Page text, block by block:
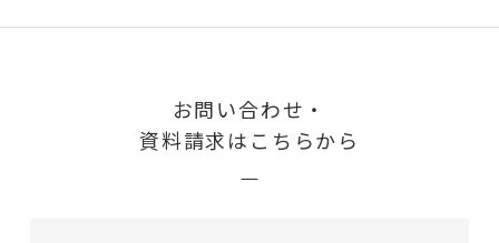
お問い合わせ・
資料請求はこちらから